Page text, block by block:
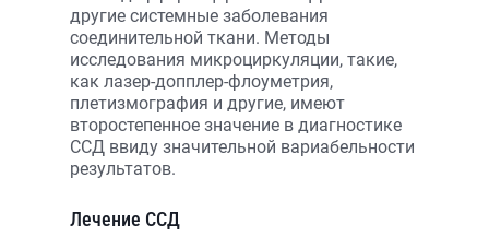
другие системные заболевания
соединительной ткани. Методы
исследования микроциркуляции, такие,
как лазер-допплер-флоуметрия,
плетизмография и другие, имеют
второстепенное значение в диагностике
ССД ввиду значительной вариабельности
результатов.
Лечение ССД